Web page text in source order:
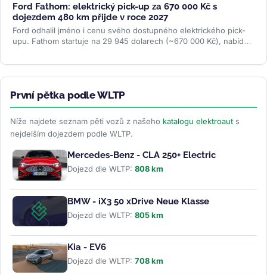
Ford Fathom: elektrický pick-up za 670 000 Kč s
dojezdem 480 km přijde v roce 2027
Ford odhalil jméno i cenu svého dostupného elektrického pick-
upu. Fathom startuje na 29 945 dolarech (~670 000 Kč), nabídne
První pětka podle WLTP
Níže najdete seznam pěti vozů z našeho katalogu elektroaut s
nejdelším dojezdem podle WLTP.
Mercedes-Benz - CLA 250+ Electric
Dojezd dle WLTP: 808 km
BMW - iX3 50 xDrive Neue Klasse
Dojezd dle WLTP: 805 km
Kia - EV6
Dojezd dle WLTP: 708 km